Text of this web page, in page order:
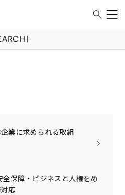
業に求められる取組
保障・ビジネスと人権をめ
応